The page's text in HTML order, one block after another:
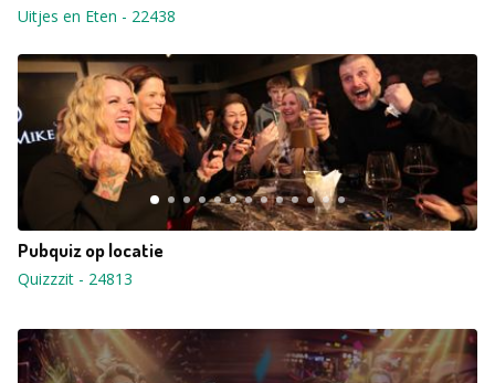
Uitjes en Eten - 22438
Pubquiz op locatie
Quizzzit - 24813